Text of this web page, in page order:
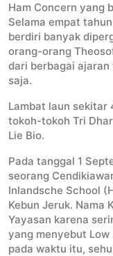
Ham Concern yang
Selama empat
berdiri banyak
orang-orang
dari berbagai
saja.
Lambat laun sekitar
tokoh-tokoh Tri
Lie Bio.
Pada tanggal 1
seorang
Inlandsche School
Kebun Jeruk. Nama
Yayasan karena
yang menyebut Low
pada waktu itu,